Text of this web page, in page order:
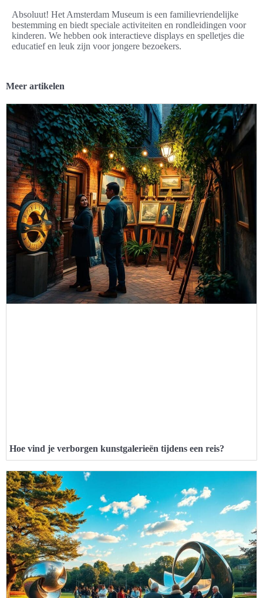
Absoluut! Het Amsterdam Museum is een familievriendelijke
bestemming en biedt speciale activiteiten en rondleidingen voor
kinderen. We hebben ook interactieve displays en spelletjes die
educatief en leuk zijn voor jongere bezoekers.
Meer artikelen
Hoe vind je verborgen kunstgalerieën tijdens een reis?